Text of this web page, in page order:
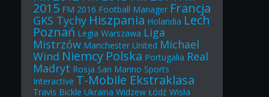
2015 FM 2016 Football Manager Francja
GKS Tychy Hiszpania Holandia Lech
Poznań Legia Warszawa Liga
Mistrzów Manchester United Michael
Wind Niemcy Polska Portugalia Real
Madryt Rosja San Marino Sports
Interactive T-Mobile Ekstraklasa
Travis Bickle Ukraina Widzew Łódź Wisła